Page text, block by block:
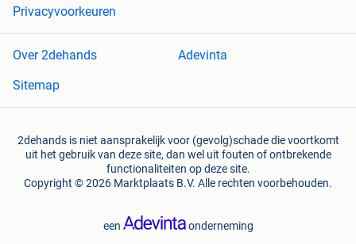
Privacyvoorkeuren
Over 2dehands
Adevinta
Sitemap
2dehands is niet aansprakelijk voor (gevolg)schade die voortkomt
uit het gebruik van deze site, dan wel uit fouten of ontbrekende
functionaliteiten op deze site.
Copyright © 2026 Marktplaats B.V. Alle rechten voorbehouden.
een onderneming